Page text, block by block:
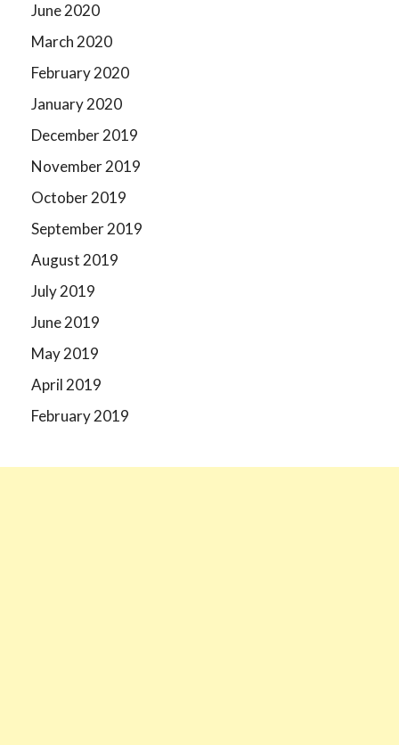
June 2020
March 2020
February 2020
January 2020
December 2019
November 2019
October 2019
September 2019
August 2019
July 2019
June 2019
May 2019
April 2019
February 2019